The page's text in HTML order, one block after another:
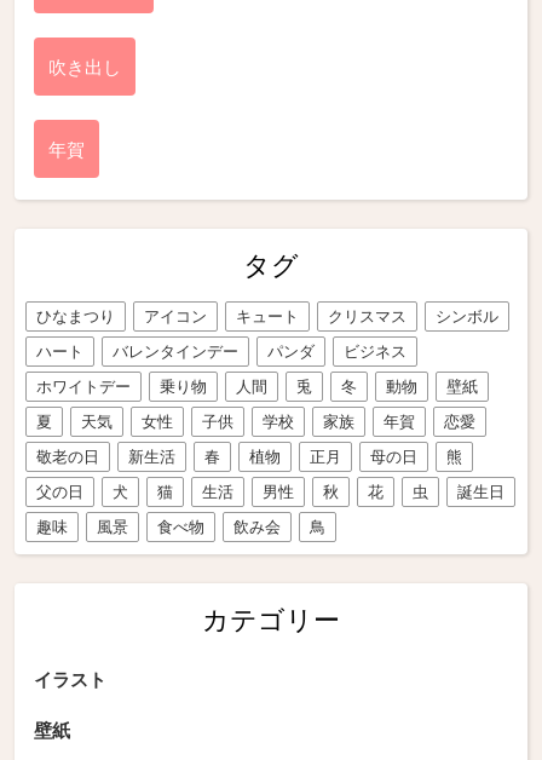
吹き出し
年賀
タグ
ひなまつり アイコン キュート クリスマス
シンボル
ハート
バレンタインデー パンダ
ビジネス
ホワイトデー
乗り物 人間 兎 冬 動物
壁紙
夏
天気 女性 子供 学校 家族 年賀
恋愛
敬老の日
新生活 春 植物 正月 母の日
熊
父の日
犬 猫 生活 男性 秋 花 虫
誕生日
趣味
風景 食べ物 飲み会 鳥
カテゴリー
イラスト
壁紙